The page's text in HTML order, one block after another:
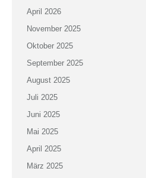
April 2026
November 2025
Oktober 2025
September 2025
August 2025
Juli 2025
Juni 2025
Mai 2025
April 2025
März 2025